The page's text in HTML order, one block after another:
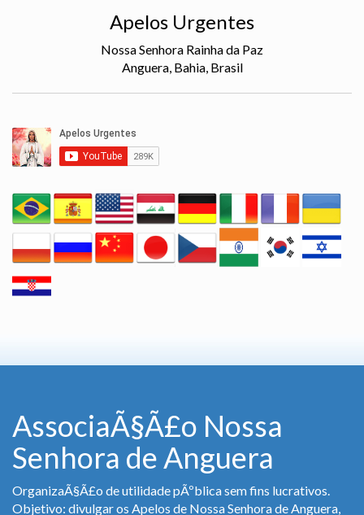
Apelos Urgentes
Nossa Senhora Rainha da Paz
Anguera, Bahia, Brasil
AssociaÃ§Ã£o Nossa
Senhora de Anguera
OrganizaÃ§Ã£o de utilidade pÃºblica sem fins lucrativos.
Objetivo: divulgar os Apelos de Nossa Senhora de Anguera,